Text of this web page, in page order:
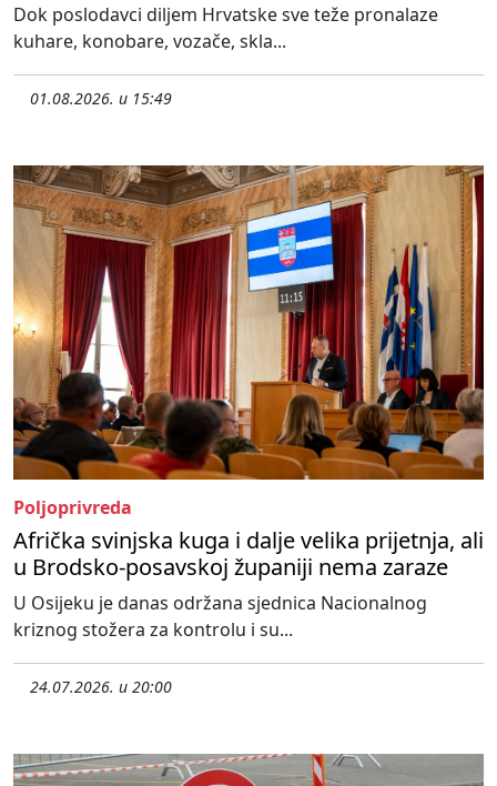
Dok poslodavci diljem Hrvatske sve teže pronalaze
kuhare, konobare, vozače, skla...
01.08.2026. u 15:49
Poljoprivreda
Afrička svinjska kuga i dalje velika prijetnja, ali
u Brodsko-posavskoj županiji nema zaraze
U Osijeku je danas održana sjednica Nacionalnog
kriznog stožera za kontrolu i su...
24.07.2026. u 20:00